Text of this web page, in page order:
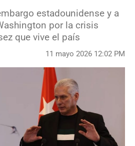
estadounidense y a
por la crisis
que vive el país
11 mayo 2026 12:02 PM